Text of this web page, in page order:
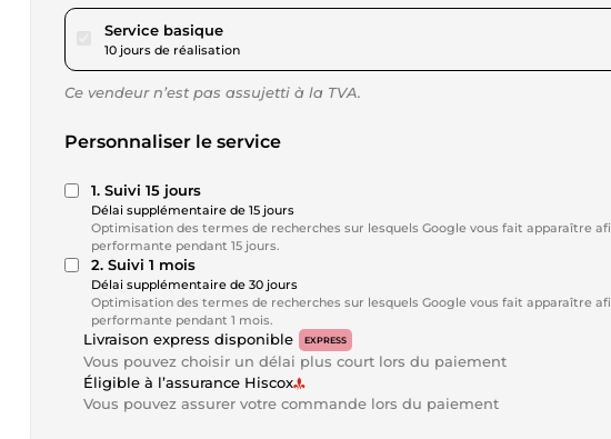
Service basiquepour 173,30 $US
10 jours de réalisation
Ce vendeur n’est pas assujetti à la TVA.
Personnaliser le service
1. Suivi 15 jours
Délai supplémentaire de 15 jours
Optimisation des termes de recherches sur lesquels Google vous fait apparaître
performante pendant 15 jours.
2. Suivi 1 mois
Délai supplémentaire de 30 jours
Optimisation des termes de recherches sur lesquels Google vous fait apparaître
performante pendant 1 mois.
Livraison express disponible EXPRESS
Vous pouvez choisir un délai plus court lors du paiement
Éligible à l’assurance Hiscox
Vous pouvez assurer votre commande lors du paiement